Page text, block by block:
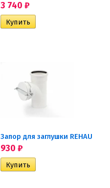
3 740 ₽
Запор для заглушки REHAU
930 ₽